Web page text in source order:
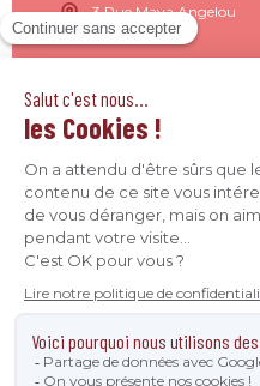
3 Rue Maya Angelou
44200 Nantes
4 Quai Jean Moulin
09 71 37 26 34
contact@agence-declic.fr